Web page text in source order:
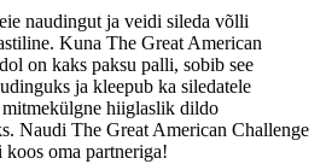
naudingut ja veidi sileda võlli
Kuna The Great American
on kaks paksu palli, sobib see
ja kleepub ka siledatele
mitmekülgne hiiglaslik dildo
Naudi The Great American Challenge
oma partneriga!